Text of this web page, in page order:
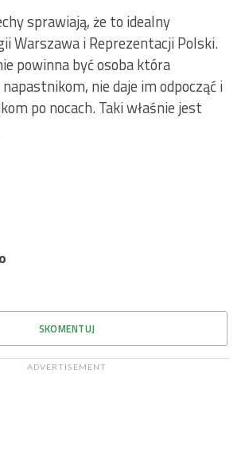
sprawiają, że to idealny
Warszawa i Reprezentacji Polski.
powinna być osoba która
nie daje im odpocząć i
po nocach. Taki właśnie jest
SKOMENTUJ
ADVERTISEMENT